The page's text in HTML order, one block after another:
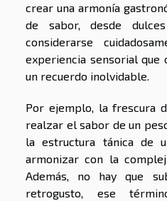
crear una armonía
de sabor, desde
considerarse
experiencia sensorial que
un recuerdo inolvidable.
Por ejemplo, la frescura
realzar el sabor de un
la estructura tánica de
armonizar con la
Además, no hay que
retrogusto, ese